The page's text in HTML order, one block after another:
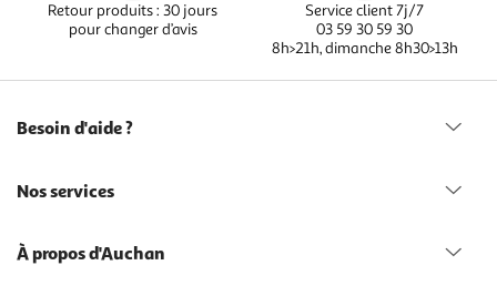
Retour produits : 30 jours
pour changer d’avis
Service client 7j/7
03 59 30 59 30
8h>21h, dimanche 8h30>13h
Besoin d'aide ?
Nos services
À propos d'Auchan